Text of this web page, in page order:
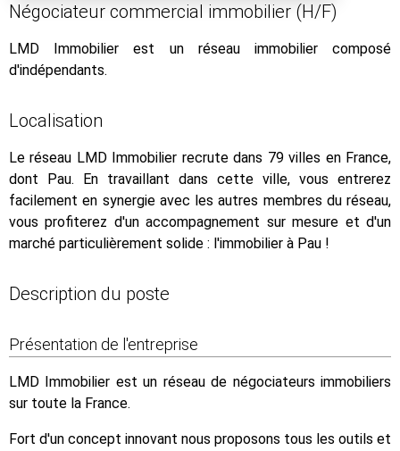
Négociateur commercial immobilier (H/F)
LMD Immobilier est un réseau immobilier composé
d'indépendants.
Localisation
Le réseau LMD Immobilier recrute dans 79 villes en France,
dont Pau. En travaillant dans cette ville, vous entrerez
facilement en synergie avec les autres membres du réseau,
vous profiterez d'un accompagnement sur mesure et d'un
marché particulièrement solide : l'immobilier à Pau !
Description du poste
Présentation de l'entreprise
LMD Immobilier est un réseau de négociateurs immobiliers
sur toute la France.
Fort d'un concept innovant nous proposons tous les outils et